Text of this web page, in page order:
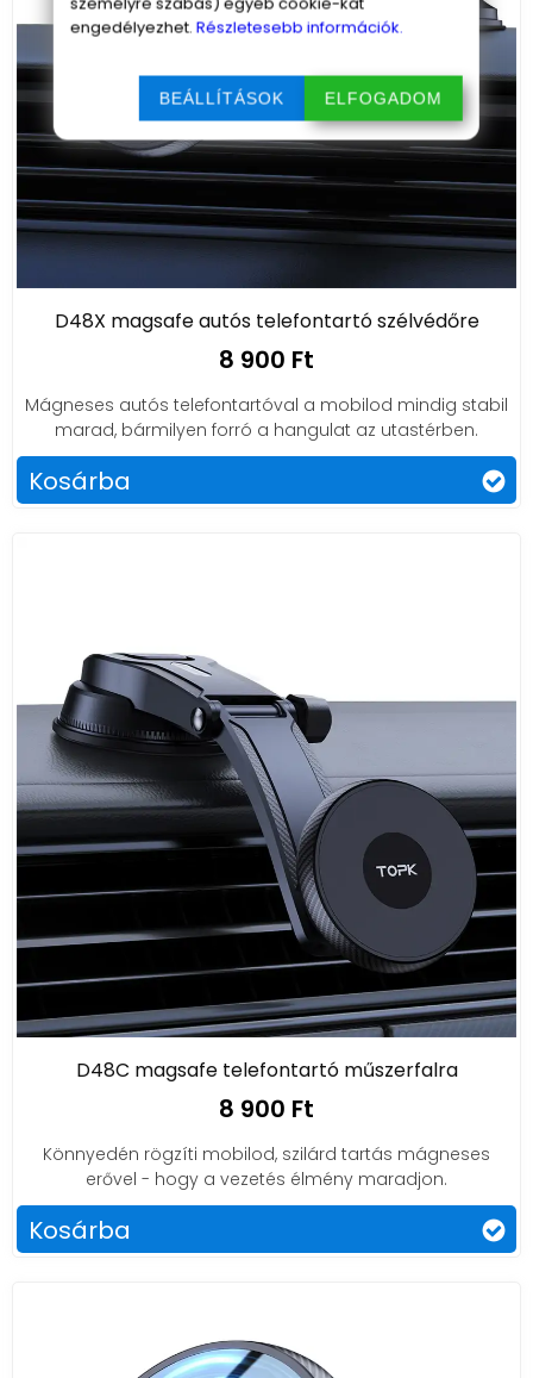
D48X magsafe autós telefontartó szélvédőre
8 900 Ft
Mágneses autós telefontartóval a mobilod mindig stabil
marad, bármilyen forró a hangulat az utastérben.
Kosárba
D48C magsafe telefontartó műszerfalra
8 900 Ft
Könnyedén rögzíti mobilod, szilárd tartás mágneses
erővel - hogy a vezetés élmény maradjon.
Kosárba
engedélyezhet. Részletesebb információk.
BEÁLLÍTÁSOK ELFOGADOM